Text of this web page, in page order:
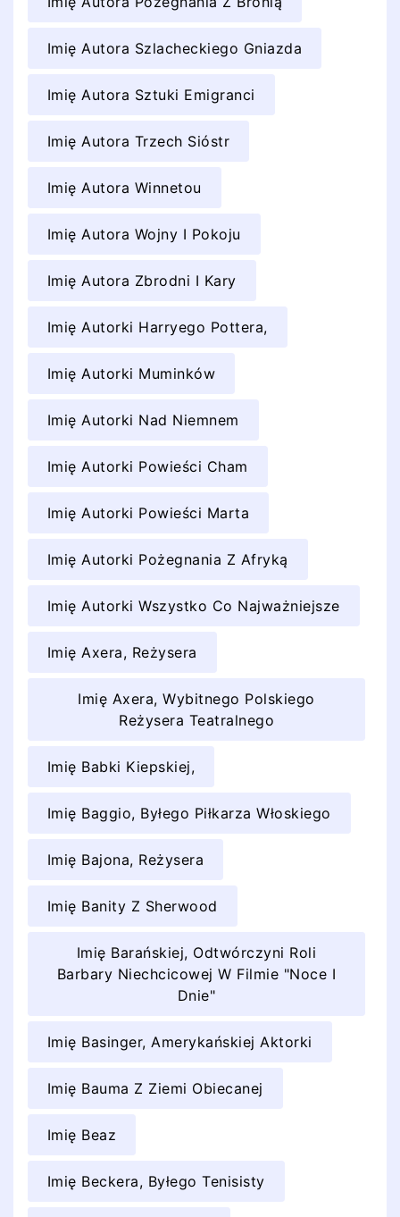
Imię Autora Szlacheckiego Gniazda
Imię Autora Sztuki Emigranci
Imię Autora Trzech Sióstr
Imię Autora Winnetou
Imię Autora Wojny I Pokoju
Imię Autora Zbrodni I Kary
Imię Autorki Harryego Pottera,
Imię Autorki Muminków
Imię Autorki Nad Niemnem
Imię Autorki Powieści Cham
Imię Autorki Powieści Marta
Imię Autorki Pożegnania Z Afryką
Imię Autorki Wszystko Co Najważniejsze
Imię Axera, Reżysera
Imię Axera, Wybitnego Polskiego
Reżysera Teatralnego
Imię Babki Kiepskiej,
Imię Baggio, Byłego Piłkarza Włoskiego
Imię Bajona, Reżysera
Imię Banity Z Sherwood
Imię Barańskiej, Odtwórczyni Roli
Barbary Niechcicowej W Filmie "Noce I
Dnie"
Imię Basinger, Amerykańskiej Aktorki
Imię Bauma Z Ziemi Obiecanej
Imię Beaz
Imię Beckera, Byłego Tenisisty